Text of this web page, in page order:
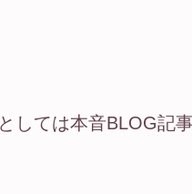
しては本音BLOG記